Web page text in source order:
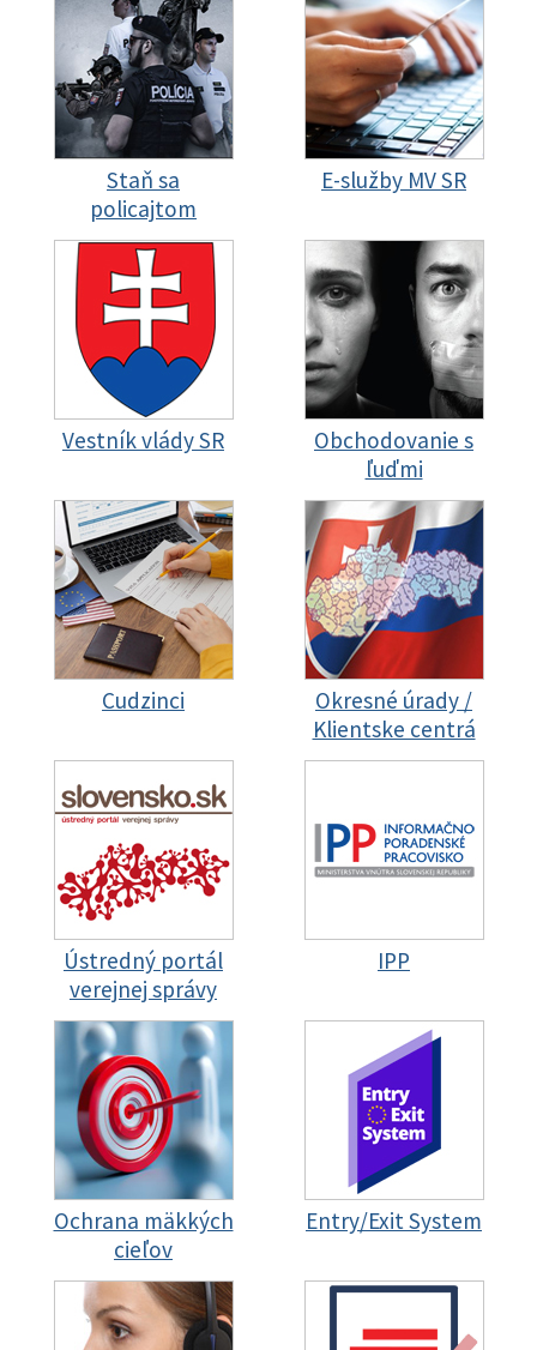
Staň sa
policajtom
E-služby MV SR
Vestník vlády SR
Obchodovanie s
ľuďmi
Cudzinci
Okresné úrady /
Klientske centrá
Ústredný portál
verejnej správy
IPP
Ochrana mäkkých
cieľov
Entry/Exit System